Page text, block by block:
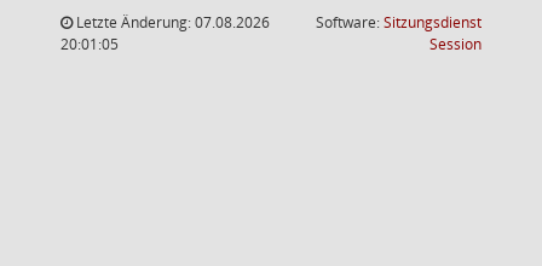
Letzte Änderung: 07.08.2026
20:01:05
Software:Sitzungsdienst
Session(Wird in